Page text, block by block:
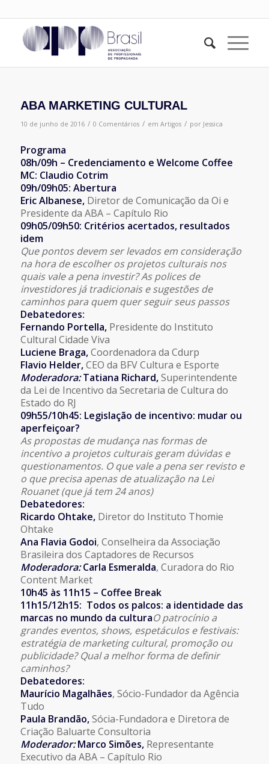
ABA MARKETING CULTURAL
10 de junho de 2016 / 0 Comentários / em Artigos / por Jessica
Programa
08h/09h – Credenciamento e Welcome Coffee
MC: Claudio Cotrim
09h/09h05: Abertura
Eric Albanese,Diretor de Comunicação da Oi e
Presidente da ABA – Capítulo Rio
09h05/09h50: Critérios acertados, resultados
idem
Que pontos devem ser levados em consideração
na hora de escolher os projetos culturais nos
quais vale a pena investir? As polices de
investidores já tradicionais e sugestões de
caminhos para quem quer seguir seus passos
Debatedores:
Fernando Portella,Presidente do Instituto
Cultural Cidade Viva
Luciene Braga,Coordenadora da Cdurp
Flavio Helder,CEO da BFV Cultura e Esporte
Moderadora: Tatiana Richard,Superintendente
da Lei de Incentivo da Secretaria de Cultura do
Estado do RJ
09h55/10h45: Legislação de incentivo: mudar ou
aperfeiçoar?
As propostas de mudança nas formas de
incentivo a projetos culturais geram dúvidas e
questionamentos. O que vale a pena ser revisto e
o que precisa apenas de atualização na Lei
Rouanet (que já tem 24 anos)
Debatedores:
Ricardo Ohtake, Diretor do Instituto Thomie
Ohtake
Ana Flavia Godoi, Conselheira da Associação
Brasileira dos Captadores de Recursos
Moderadora:Carla Esmeralda, Curadora do Rio
Content Market
10h45 às 11h15 – Coffee Break
11h15/12h15: Todos os palcos: a identidade das
marcas no mundo da culturaO patrocínio a
grandes eventos, shows, espetáculos e festivais:
estratégia de marketing cultural, promoção ou
publicidade? Qual a melhor forma de definir
caminhos?
Debatedores:
Maurício Magalhães, Sócio-Fundador da Agência
Tudo
Paula Brandão,Sócia-Fundadora e Diretora de
Criação Baluarte Consultoria
Moderador:Marco Simões, Representante
Executivo da ABA – Capítulo Rio